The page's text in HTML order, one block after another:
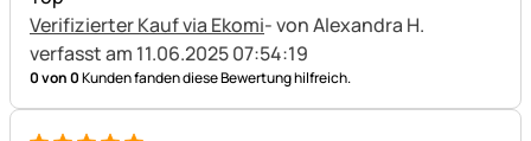
Verifizierter Kauf via Ekomi- von Alexandra H.
verfasst am 11.06.2025 07:54:19
0 von 0Kunden fanden diese Bewertung hilfreich.